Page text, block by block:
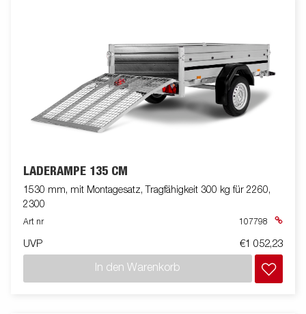
LADERAMPE 135 CM
1530 mm, mit Montagesatz, Tragfähigkeit 300 kg für 2260,
2300
Art nr 107798
UVP €1 052,23
In den Warenkorb